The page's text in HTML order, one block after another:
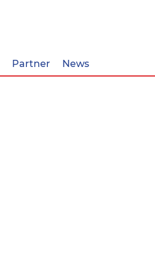
Partner News